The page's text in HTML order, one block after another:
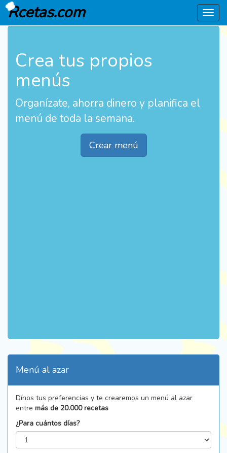
Menú
Rcetas.com
Crea tus propios
menús
Organízate, ahorra dinero y planifica el
menú de toda la semana.
Crear menú
Menú al azar
Dínos tus preferencias y te crearemos un menú al azar
entre más de 20.000 recetas
¿Para cuántos días?